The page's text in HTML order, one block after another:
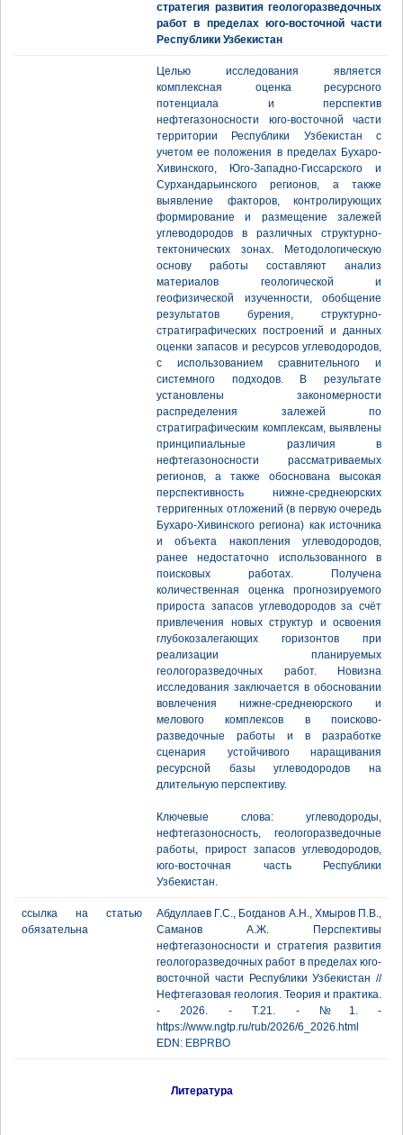
стратегия развития геологоразведочных
работ в пределах юго-восточной части
Республики Узбекистан
Целью исследования является
комплексная оценка ресурсного
потенциала и перспектив
нефтегазоносности юго-восточной части
территории Республики Узбекистан с
учетом ее положения в пределах Бухаро-
Хивинского, Юго-Западно-Гиссарского и
Сурхандарьинского регионов, а также
выявление факторов, контролирующих
формирование и размещение залежей
углеводородов в различных структурно-
тектонических зонах. Методологическую
основу работы составляют анализ
материалов геологической и
геофизической изученности, обобщение
результатов бурения, структурно-
стратиграфических построений и данных
оценки запасов и ресурсов углеводородов,
с использованием сравнительного и
системного подходов. В результате
установлены закономерности
распределения залежей по
стратиграфическим комплексам, выявлены
принципиальные различия в
нефтегазоносности рассматриваемых
регионов, а также обоснована высокая
перспективность нижне-среднеюрских
терригенных отложений (в первую очередь
Бухаро-Хивинского региона) как источника
и объекта накопления углеводородов,
ранее недостаточно использованного в
поисковых работах. Получена
количественная оценка прогнозируемого
прироста запасов углеводородов за счёт
привлечения новых структур и освоения
глубокозалегающих горизонтов при
реализации планируемых
геологоразведочных работ. Новизна
исследования заключается в обосновании
вовлечения нижне-среднеюрского и
мелового комплексов в поисково-
разведочные работы и в разработке
сценария устойчивого наращивания
ресурсной базы углеводородов на
длительную перспективу.
Ключевые слова: углеводороды,
нефтегазоносность, геологоразведочные
работы, прирост запасов углеводородов,
юго-восточная часть Республики
Узбекистан.
ссылка на статью
обязательна
Абдуллаев Г.С., Богданов А.Н., Хмыров П.В.,
Саманов А.Ж. Перспективы
нефтегазоносности и стратегия развития
геологоразведочных работ в пределах юго-
восточной части Республики Узбекистан //
Нефтегазовая геология. Теория и практика.
- 2026. - Т.21. - №1. -
https://www.ngtp.ru/rub/2026/6_2026.html
EDN: EBPRBO
Литература